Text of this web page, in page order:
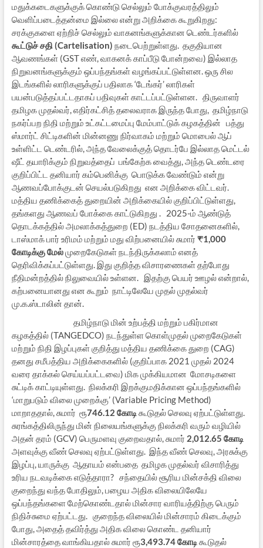
மதுக்கடைகளுக்குக் கொண்டு செல்லும் போக்குவரத்திலும்
வெளிப்படைத்தன்மை இல்லை என்று அறிக்கை கூறுகிறது:
சரக்குகளை ஏற்றிச் செல்லும் வாகனங்களுக்கான டெண்டர்களில்
கூட்டுச் சதி (Cartelisation) நடைபெற்றுள்ளது. தகுதியான
ஆவணங்கள் (GST எண், வாகனக் காப்பீடு போன்றவை) இல்லாத
நிறுவனங்களுக்கும் ஒப்பந்தங்கள் வழங்கப்பட்டுள்ளன. ஒரு சில
இடங்களில் லாரிகளுக்குப் பதிலாக ‘டேங்கர்’ லாரிகள்
பயன்படுத்தப்பட்டதாகப் பதிவுகள் காட்டப்பட்டுள்ளன. திருவாளர்
தமிழக முதல்வர், எதிர்கட்சித் தலைவராக இருந்த போது, தமிழ்நாடு
நகர்ப்பற நிதி மற்றும் உட்கட்டமைப்பு மேம்பாட்டுக் கழகத்தின் பத்து
ஸ்மார்ட் சிட்டிகளின் மின்னணு நிர்வாகம் மற்றும் மொபைல் ஆப்
உள்ளிட்ட டெண்டரில், அந்த வேலைக்குத் தொடர்பே இல்லாத மெட்டல்
ஷீட் தயாரிக்கும் நிறுவத்தைப் பங்கேற்க வைத்து, அந்த டெண்டரை
குறிப்பிட்ட தனியார் கம்பெனிக்கு பொடுக்க வேண்டும் என்று
ஆணவப்போக்குடன் செயல்படுகிறது என அறிக்கை விட்டவர்.
மத்திய தணிக்கைத் துறையின் அறிக்கையில் குறிப்பிட்டுள்ளது,
தங்களது ஆணவப் போக்கை காட்டுகிறது . 2025-ம் ஆண்டுத்
தொடக்கத்தில் அமலாக்கத்துறை (ED) நடத்திய சோதனைகளில்,
டாஸ்மாக் பார் உரிமம் மற்றும் மது விற்பனையில் சுமார் ₹1,000
கோடிக்கு மேல்முறைகேடுகள் நடந்திருக்கலாம் எனத்
தெரிவிக்கப்பட்டுள்ளது. இது குறித்த விசாரணைகள் தற்போது
நீதிமன்றத்தில் நிலுவையில் உள்ளன. இதற்கு பெயர் ஊழல் என்றால்,
கற்பனையானது என கூறும் நாட்டிலேயே முதல் முதல்வர்
மு.க.ஸ்டாலின் தான்.
தமிழ்நாடு மின் உற்பத்தி மற்றும் பகிர்மான
கழகத்தில் (TANGEDCO) நடந்துள்ள கொள்முதல் முறைகேடுகள்
மற்றும் நிதி இழப்புகள் குறித்து மத்திய தணிக்கை துறை (CAG)
தனது சமீபத்திய அறிக்கைகளில் (குறிப்பாக 2021 முதல் 2024
வரை தாக்கல் செய்யப்பட்டவை) மிக முக்கியமான மோசடிகளை
சுட்டிக் காட்டியுள்ளது. நிலக்கரி இறக்குமதிக்கான ஒப்பந்தங்களில்
‘மாறுபடும் விலை முறைக்கு’ (Variable Pricing Method)
மாறாததால், சுமார் ரூ746.12 கோடி கூடுதல் செலவு ஏற்பட்டுள்ளது.
சுரங்கத்திலிருந்து மின் நிலையங்களுக்கு நிலக்கரி வரும் வழியில்
அதன் தரம் (GCV) பெருமளவு குறைவதால், சுமார் 2,012.65 கோடி
அளவுக்கு வீண் செலவு ஏற்பட்டுள்ளது. இந்த வீண் செலவு, அரசுக்கு
இழப்பு, யாருக்கு ஆதாயம் என்பதை தமிழக முதல்வர் விசாரித்து
உரிய நடவடிக்கை எடுத்தாரா? சந்தையில் சூரிய மின்சக்தி விலை
குறைந்து வந்த போதிலும், பழைய அதிக விலையிலேயே
ஒப்பந்தங்களை மேற்கொண்டதால் மின்சார வாரியத்திற்கு பெரும்
நிதிச்சுமை ஏற்பட்டது. குறைந்த விலையில் மின்சாரம் கிடைக்கும்
போது, அதைத் தவிர்த்து அதிக விலை கொண்ட தனியார்
மின்சாரத்தை வாங்கியதால் சுமார் ரூ3,493.74 கோடி கூடுதல்